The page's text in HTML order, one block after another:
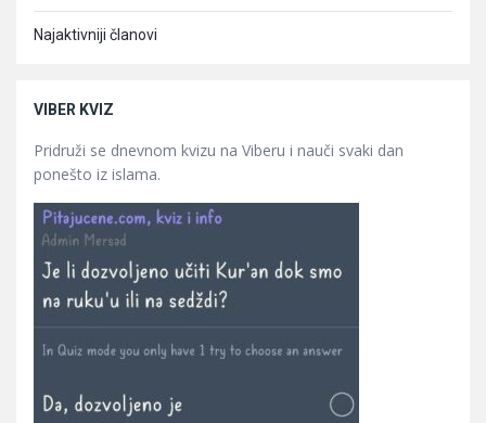
Najaktivniji članovi
VIBER KVIZ
Pridruži se dnevnom kvizu na Viberu i nauči svaki dan
ponešto iz islama.